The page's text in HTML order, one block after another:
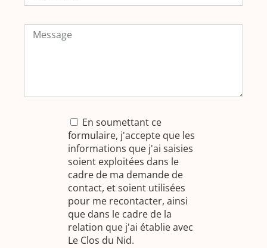
En soumettant ce
formulaire, j'accepte que les
informations que j'ai saisies
soient exploitées dans le
cadre de ma demande de
contact, et soient utilisées
pour me recontacter, ainsi
que dans le cadre de la
relation que j'ai établie avec
Le Clos du Nid.